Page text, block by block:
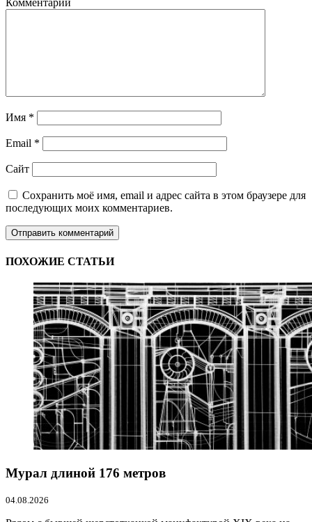
Комментарий
Имя *
Email *
Сайт
Сохранить моё имя, email и адрес сайта в этом браузере для
последующих моих комментариев.
ПОХОЖИЕ СТАТЬИ
Мурал длиной 176 метров
04.08.2026